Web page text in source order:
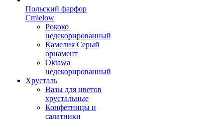
Польский фарфор
Сmielow
Рококо
недекорированный
Камелия Серый
орнамент
Oktawa
недекорированный
Хрусталь
Вазы для цветов
хрустальные
Конфетницы и
салатники